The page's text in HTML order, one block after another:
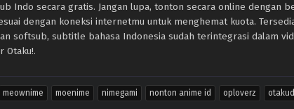
Indo secara gratis. Jangan lupa, tonton secara online dengan
dengan koneksi internetmu untuk menghemat kuota.
softsub, subtitle bahasa Indonesia sudah terintegrasi dalam
Otaku!.
meownime moenime nimegami nonton anime id oploverz